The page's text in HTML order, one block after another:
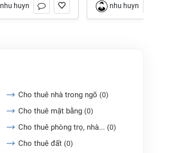
nhu huynh
nhu huynh
Cho thuê nhà trong ngõ (0)
Cho thuê mặt bằng (0)
Cho thuê phòng trọ, nhà... (0)
Cho thuê đất (0)